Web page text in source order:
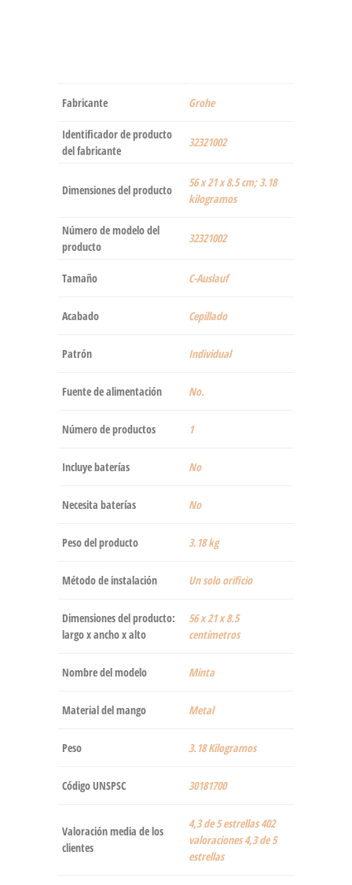
Fabricante ‎Grohe
Identificador de producto
del fabricante
‎32321002
Dimensiones del producto
‎56 x 21 x 8.5 cm; 3.18
kilogramos
Número de modelo del
producto
‎32321002
Tamaño ‎C-Auslauf
Acabado ‎Cepillado
Patrón ‎Individual
Fuente de alimentación ‎No.
Número de productos ‎1
Incluye baterías ‎No
Necesita baterías ‎No
Peso del producto ‎3.18 kg
Método de instalación ‎Un solo orificio
Dimensiones del producto:
largo x ancho x alto
‎56 x 21 x 8.5
centímetros
Nombre del modelo ‎Minta
Material del mango ‎Metal
Peso ‎3.18 Kilogramos
Código UNSPSC 30181700
Valoración media de los
clientes
4,3 de 5 estrellas 402
valoraciones 4,3 de 5
estrellas